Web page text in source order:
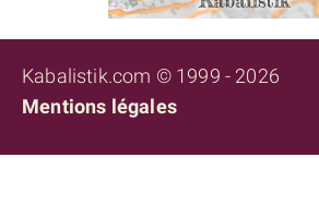
Kabalistik.com © 1999 - 2026
Mentions légales